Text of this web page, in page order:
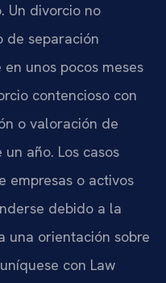
Un divorcio no
de separación
unos pocos meses
contencioso con
o valoración de
año. Los casos
empresas o activos
debido a la
una orientación sobre
con Law